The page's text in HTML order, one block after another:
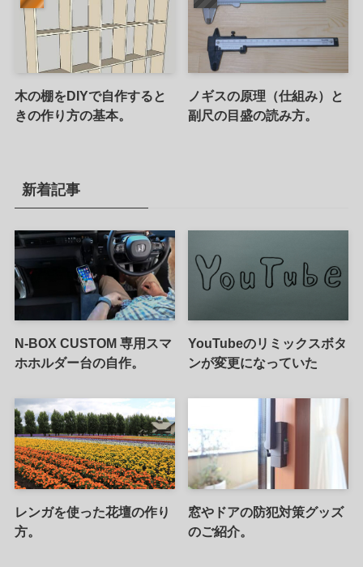
木の棚をDIYで自作すると
きの作り方の基本。
ノギスの原理（仕組み）と
副尺の目盛の読み方。
新着記事
N-BOX CUSTOM 専用スマ
ホホルダー台の自作。
YouTubeのリミックスボタ
ンが変更になっていた
レンガを使った花壇の作り
方。
窓やドアの防犯対策グッズ
のご紹介。